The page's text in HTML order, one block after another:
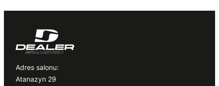
Adres salonu:
Atanazyn 29